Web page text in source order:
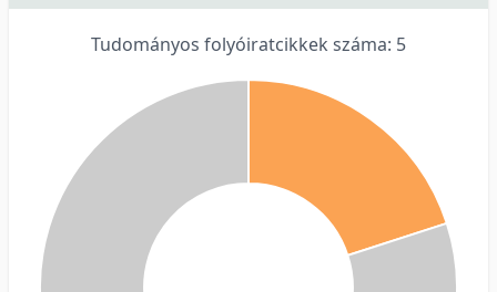
Tudományos folyóiratcikkek száma: 5